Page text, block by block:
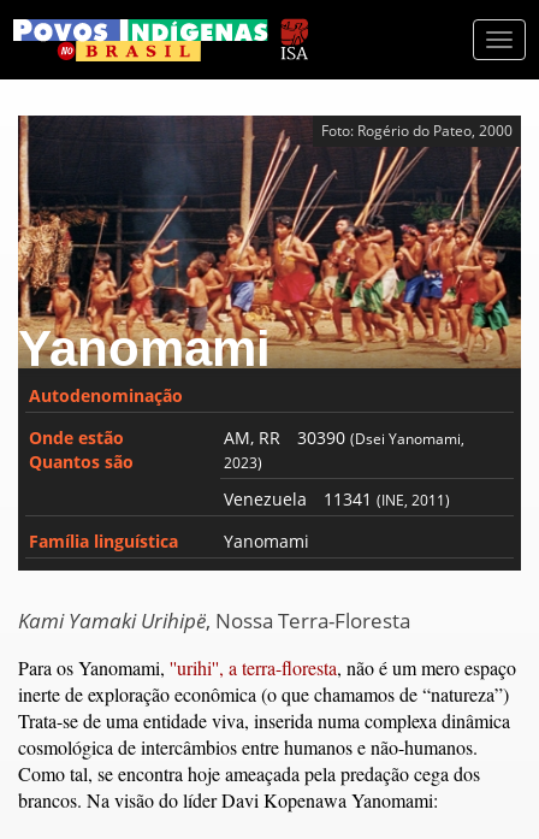
Foto: Rogério do Pateo, 2000
Yanomami
Autodenominação
Onde estão
Quantos são
AM, RR 30390(Dsei Yanomami,
2023)
Venezuela 11341(INE, 2011)
Família linguística Yanomami
Kami Yamaki Urihipë, Nossa Terra-Floresta
Para os Yanomami, ''urihi'', a terra-floresta, não é um mero espaço
inerte de exploração econômica (o que chamamos de “natureza”)
Trata-se de uma entidade viva, inserida numa complexa dinâmica
cosmológica de intercâmbios entre humanos e não-humanos.
Como tal, se encontra hoje ameaçada pela predação cega dos
brancos. Na visão do líder Davi Kopenawa Yanomami: